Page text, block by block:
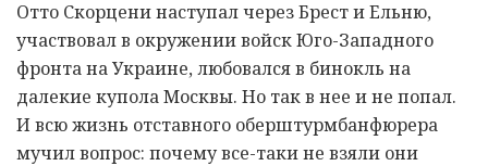
Отто Скорцени наступал через Брест и Ельню,
участвовал в окружении войск Юго-Западного
фронта на Украине, любовался в бинокль на
далекие купола Москвы. Но так в нее и не попал.
И всю жизнь отставного оберштурмбанфюрера
мучил вопрос: почему все-таки не взяли они